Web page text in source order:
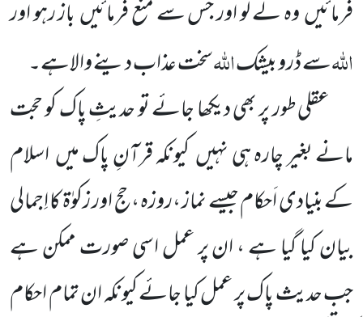
فرمائیںوہ لےلو اور جس سے منع فرمائیںباز رہو اور
اللّٰہسے ڈرو بیشکاللّٰہسخت عذاب دینے والاہے۔
عقلی طور پر بھی دیکھا جائے تو حدیثِ پاک کو حجت
مانے بغیر چارہ ہی نہیں کیونکہ قرآنِ پاک میںاسلام
کےبنیادیاَحکام جیسے نماز ،روزہ ،حج اور زکوٰۃ کا اِجمالی
بیان کیا گیا ہے ، ان پر عمل اسی صورت ممکن ہے
جب حدیث پاک پر عمل کیاجائےکیونکہ ان تمام احکام